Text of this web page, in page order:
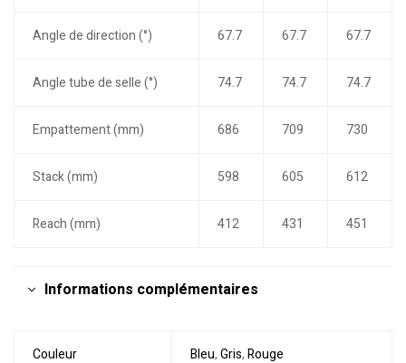
Angle de direction (°) 67.7 67.7 67.7
Angle tube de selle (°) 74.7 74.7 74.7
Empattement (mm) 686 709 730
Stack (mm) 598 605 612
Reach (mm) 412 431 451
Informations complémentaires
Couleur Bleu,Gris,Rouge